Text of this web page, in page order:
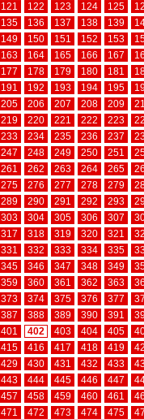
121
122 123 124 125
135
136 137 138 139
149
150 151 152 153
163
164 165 166 167
177
178 179 180 181
191
192 193 194 195
205
206 207 208 209
219
220 221 222 223
233
234 235 236 237
247
248 249 250 251
261
262 263 264 265
275
276 277 278 279
289
290 291 292 293
303
304 305 306 307
317
318 319 320 321
331
332 333 334 335
345
346 347 348 349
359
360 361 362 363
373
374 375 376 377
387
388 389 390 391
401
402 403 404 405
415
416 417 418 419
429
430 431 432 433
443
444 445 446 447
457
458 459 460 461
471
472 473 474 475